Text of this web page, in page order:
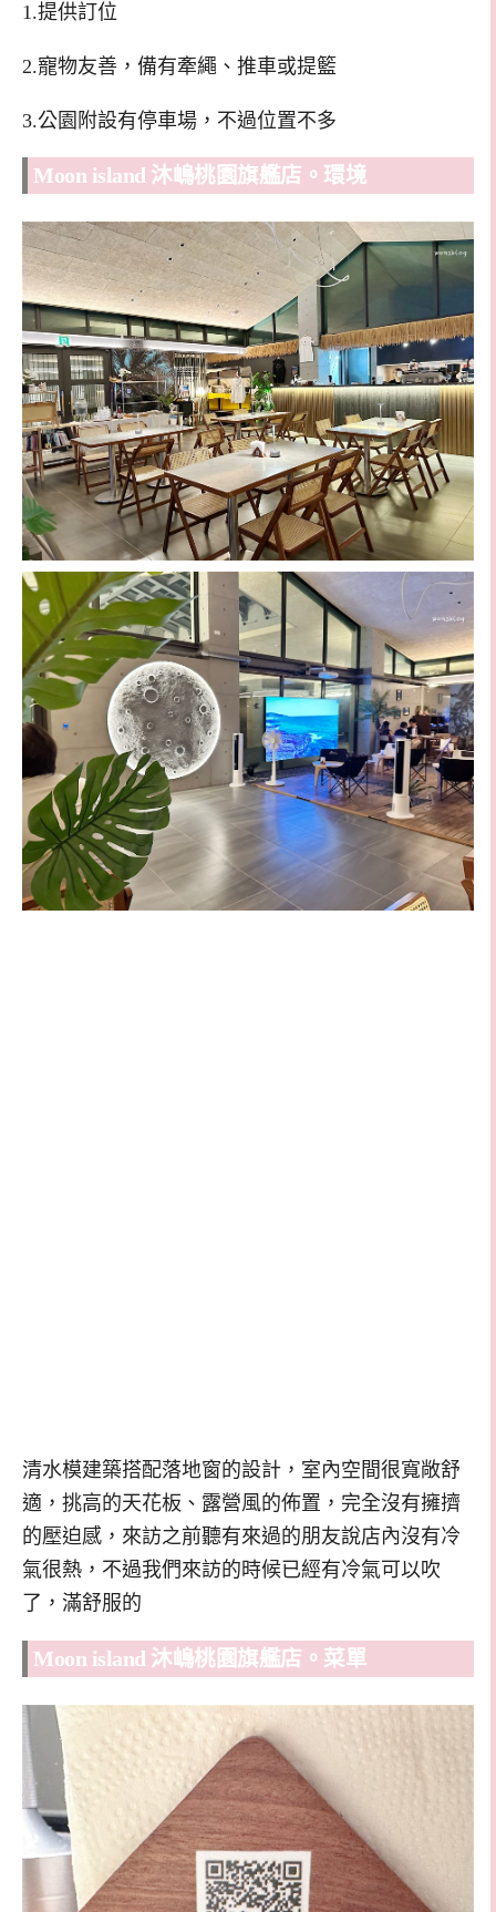
1.提供訂位
2.寵物友善，備有牽繩、推車或提籃
3.公園附設有停車場，不過位置不多
Moon island 沐嶋桃園旗艦店。環境
清水模建築搭配落地窗的設計，室內空間很寬敞舒
適，挑高的天花板、露營風的佈置，完全沒有擁擠
的壓迫感，來訪之前聽有來過的朋友說店內沒有冷
氣很熱，不過我們來訪的時候已經有冷氣可以吹
了，滿舒服的
Moon island 沐嶋桃園旗艦店。菜單